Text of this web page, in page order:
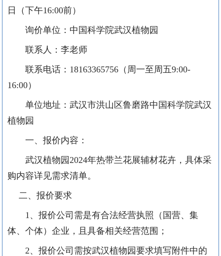
日（下午16:00前）
询价单位：中国科学院武汉植物园
联系人：李老师
联系电话： 18163365756 （周一至周五9:00-
16:00）
单位地址：武汉市洪山区鲁磨路中国科学院武汉
植物园
一、报价内容：
武汉植物园 2024年热带兰花展辅材花卉，具体采
购内容详见需求清单。
二、报价要求
1、报价公司需是有合法经营执照（国营、集
体、个体）企业，且具备相关经营范围；
2、报价公司需按武汉植物园要求填写附件中的